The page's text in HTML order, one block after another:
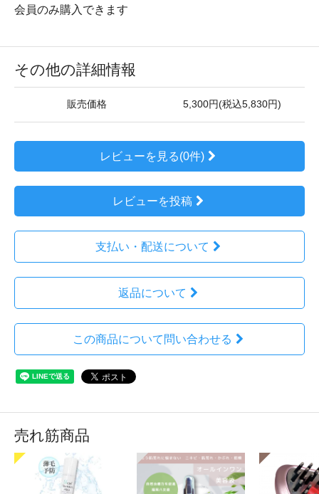
会員のみ購入できます
その他の詳細情報
販売価格 5,300円(税込5,830円)
レビューを見る(0件)
レビューを投稿
支払い・配送について
返品について
この商品について問い合わせる
売れ筋商品